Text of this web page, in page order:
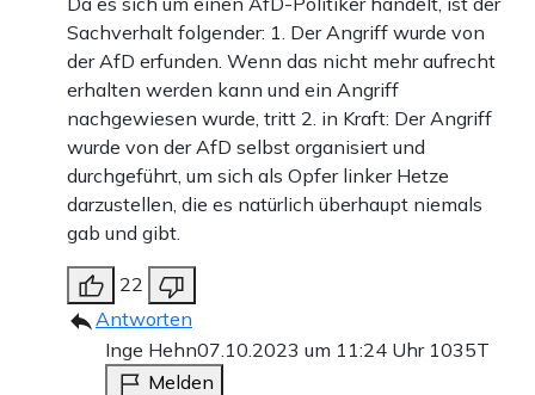
Sachverhalt folgender: 1. Der Angriff wurde von
der AfD erfunden. Wenn das nicht mehr aufrecht
erhalten werden kann und ein Angriff
nachgewiesen wurde, tritt 2. in Kraft: Der Angriff
wurde von der AfD selbst organisiert und
durchgeführt, um sich als Opfer linker Hetze
darzustellen, die es natürlich überhaupt niemals
gab und gibt.
22
Antworten
Inge Hehn07.10.2023 um 11:24 Uhr 1035T
Melden